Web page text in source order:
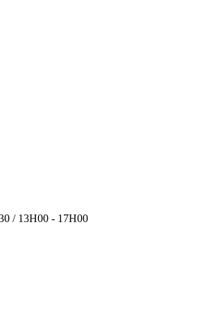
/ 13H00 - 17H00